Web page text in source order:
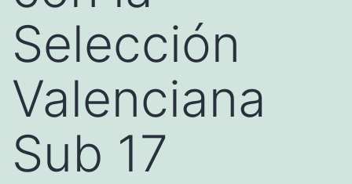
Selección
Valenciana
Sub 17